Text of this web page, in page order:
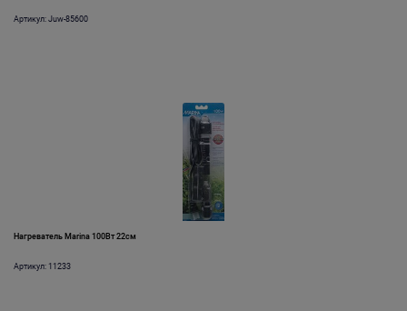
Артикул: Juw-85600
Нагреватель Marina 100Вт 22см
Артикул: 11233